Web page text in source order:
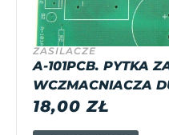
ZASILACZE
A-101PCB. PYTKA
WCZMACNIACZA
18,00ZŁ